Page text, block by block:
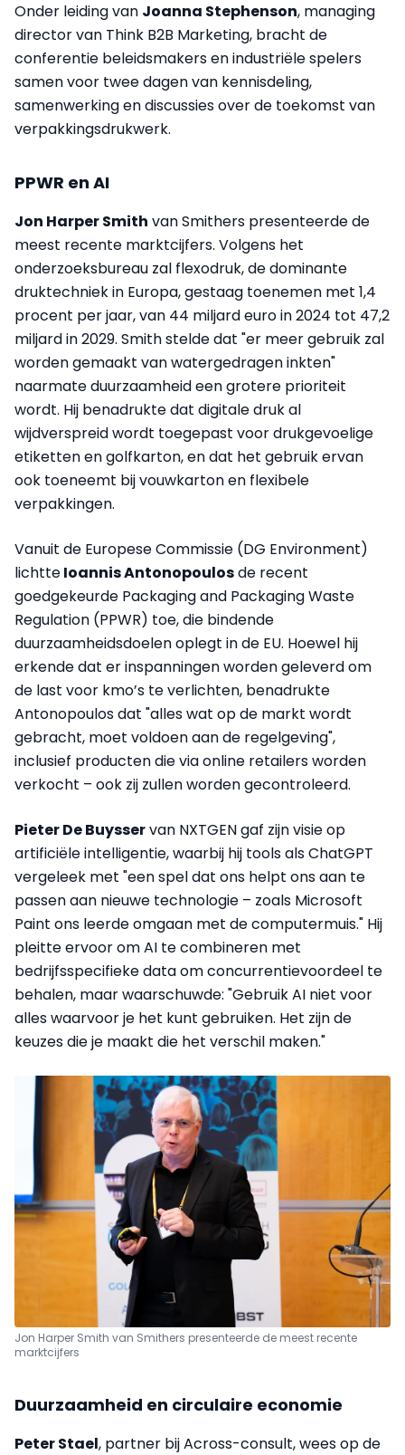
Onder leiding van Joanna Stephenson, managing
director van Think B2B Marketing, bracht de
conferentie beleidsmakers en industriële spelers
samen voor twee dagen van kennisdeling,
samenwerking en discussies over de toekomst van
verpakkingsdrukwerk.
PPWR en AI
Jon Harper Smith van Smithers presenteerde de
meest recente marktcijfers. Volgens het
onderzoeksbureau zal flexodruk, de dominante
druktechniek in Europa, gestaag toenemen met 1,4
procent per jaar, van 44 miljard euro in 2024 tot 47,2
miljard in 2029. Smith stelde dat "er meer gebruik zal
worden gemaakt van watergedragen inkten"
naarmate duurzaamheid een grotere prioriteit
wordt. Hij benadrukte dat digitale druk al
wijdverspreid wordt toegepast voor drukgevoelige
etiketten en golfkarton, en dat het gebruik ervan
ook toeneemt bij vouwkarton en flexibele
verpakkingen.
Vanuit de Europese Commissie (DG Environment)
lichtteIoannis Antonopoulosde recent
goedgekeurde Packaging and Packaging Waste
Regulation (PPWR) toe, die bindende
duurzaamheidsdoelen oplegt in de EU. Hoewel hij
erkende dat er inspanningen worden geleverd om
de last voor kmo’s te verlichten, benadrukte
Antonopoulos dat "alles wat op de markt wordt
gebracht, moet voldoen aan de regelgeving",
inclusief producten die via online retailers worden
verkocht – ook zij zullen worden gecontroleerd.
Pieter De Buysservan NXTGEN gaf zijn visie op
artificiële intelligentie, waarbij hij tools als ChatGPT
vergeleek met "een spel dat ons helpt ons aan te
passen aan nieuwe technologie – zoals Microsoft
Paint ons leerde omgaan met de computermuis." Hij
pleitte ervoor om AI te combineren met
bedrijfsspecifieke data om concurrentievoordeel te
behalen, maar waarschuwde: "Gebruik AI niet voor
alles waarvoor je het kunt gebruiken. Het zijn de
keuzes die je maakt die het verschil maken."
Jon Harper Smith van Smithers presenteerde de meest recente
marktcijfers
Duurzaamheid en circulaire economie
Peter Stael, partner bij Across-consult, wees op de